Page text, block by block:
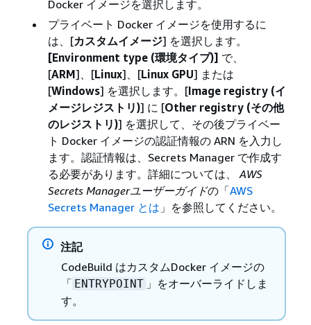
Docker イメージを選択します。
プライベート Docker イメージを使用するに
は、[カスタムイメージ] を選択します。
[Environment type (環境タイプ)] で、
[ARM]、[Linux]、[Linux GPU] または
[Windows] を選択します。[Image registry (イ
メージレジストリ)] に [Other registry (その他
のレジストリ)] を選択して、その後プライベー
ト Docker イメージの認証情報の ARN を入力し
ます。認証情報は、Secrets Manager で作成す
る必要があります。詳細については、
AWS
Secrets Managerユーザーガイドの「AWS
Secrets Manager とは 」を参照してください。
注記
CodeBuild はカスタムDocker イメージの
「 ENTRYPOINT 」をオーバーライドしま
す。